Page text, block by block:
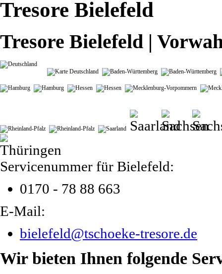
Tresore Bielefeld
Tresore Bielefeld |
Servicenummer für Bielefeld:
0170 - 78 88 663
E-Mail:
bielefeld@tschoeke-tresore.de
Wir bieten Ihnen folgende